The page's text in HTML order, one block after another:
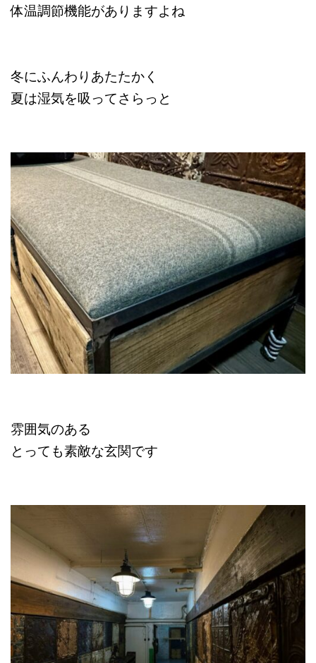
体温調節機能がありますよね
冬にふんわりあたたかく
夏は湿気を吸ってさらっと
雰囲気のある
とっても素敵な玄関です